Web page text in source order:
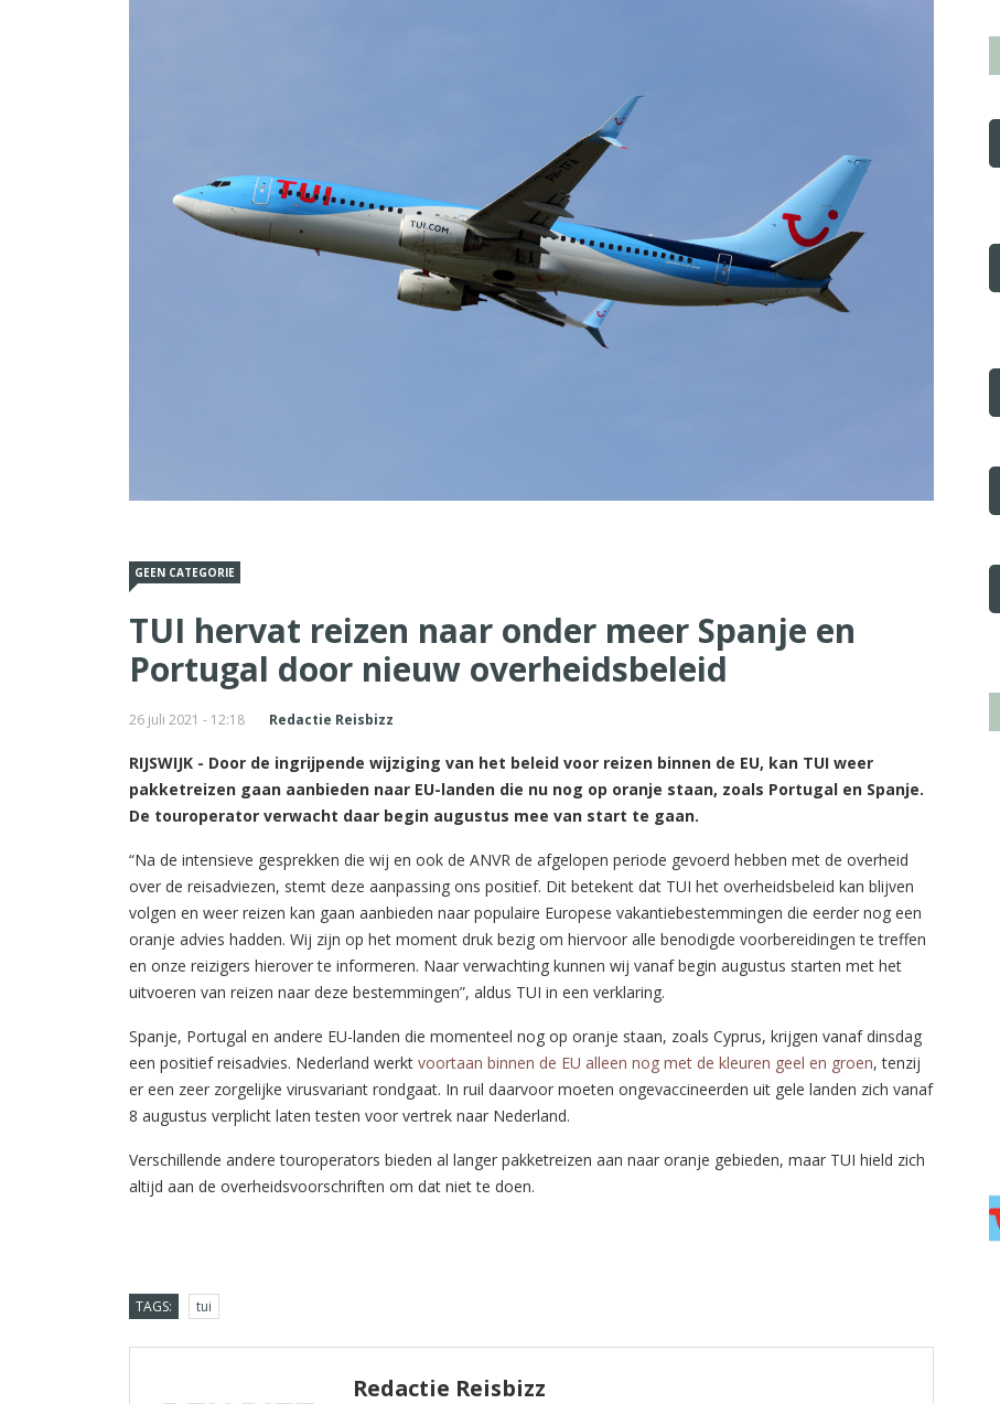
GEEN CATEGORIE
TUI hervat reizen naar onder meer Spanje en
Portugal door nieuw overheidsbeleid
26 juli 2021 - 12:18 Redactie Reisbizz
RIJSWIJK - Door de ingrijpende wijziging van het beleid voor reizen binnen de EU, kan TUI weer
pakketreizen gaan aanbieden naar EU-landen die nu nog op oranje staan, zoals Portugal en Spanje.
De touroperator verwacht daar begin augustus mee van start te gaan.
“Na de intensieve gesprekken die wij en ook de ANVR de afgelopen periode gevoerd hebben met de overheid
over de reisadviezen, stemt deze aanpassing ons positief. Dit betekent dat TUI het overheidsbeleid kan blijven
volgen en weer reizen kan gaan aanbieden naar populaire Europese vakantiebestemmingen die eerder nog een
oranje advies hadden. Wij zijn op het moment druk bezig om hiervoor alle benodigde voorbereidingen te treffen
en onze reizigers hierover te informeren. Naar verwachting kunnen wij vanaf begin augustus starten met het
uitvoeren van reizen naar deze bestemmingen”, aldus TUI in een verklaring.
Spanje, Portugal en andere EU-landen die momenteel nog op oranje staan, zoals Cyprus, krijgen vanaf dinsdag
een positief reisadvies. Nederland werkt voortaan binnen de EU alleen nog met de kleuren geel en groen, tenzij
er een zeer zorgelijke virusvariant rondgaat. In ruil daarvoor moeten ongevaccineerden uit gele landen zich vanaf
8 augustus verplicht laten testen voor vertrek naar Nederland.
Verschillende andere touroperators bieden al langer pakketreizen aan naar oranje gebieden, maar TUI hield zich
altijd aan de overheidsvoorschriften om dat niet te doen.
TAGS: tui
Redactie Reisbizz